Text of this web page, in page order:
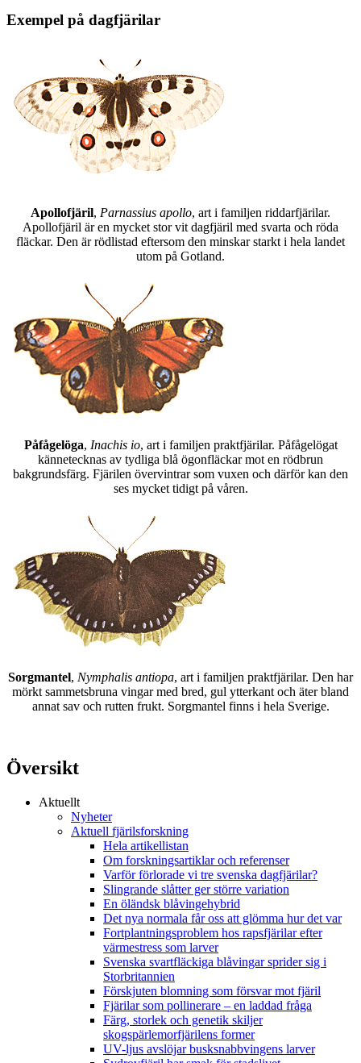
Exempel på dagfjärilar
Apollofjäril, Parnassius apollo, art i familjen riddarfjärilar.
Apollofjäril är en mycket stor vit dagfjäril med svarta och röda
fläckar. Den är rödlistad eftersom den minskar starkt i hela landet
utom på Gotland.
Påfågelöga, Inachis io, art i familjen praktfjärilar. Påfågelögat
kännetecknas av tydliga blå ögonfläckar mot en rödbrun
bakgrundsfärg. Fjärilen övervintrar som vuxen och därför kan den
ses mycket tidigt på våren.
Sorgmantel, Nymphalis antiopa, art i familjen praktfjärilar. Den har
mörkt sammetsbruna vingar med bred, gul ytterkant och äter bland
annat sav och rutten frukt. Sorgmantel finns i hela Sverige.
Översikt
Aktuellt
Nyheter
Aktuell fjärilsforskning
Hela artikellistan
Om forskningsartiklar och referenser
Varför förlorade vi tre svenska dagfjärilar?
Slingrande slåtter ger större variation
En öländsk blåvingehybrid
Det nya normala får oss att glömma hur det var
Fortplantningsproblem hos rapsfjärilar efter
värmestress som larver
Svenska svartfläckiga blåvingar sprider sig i
Storbritannien
Förskjuten blomning som försvar mot fjäril
Fjärilar som pollinerare – en laddad fråga
Färg, storlek och genetik skiljer
skogspärlemorfjärilens former
UV-ljus avslöjar busksnabbvingens larver